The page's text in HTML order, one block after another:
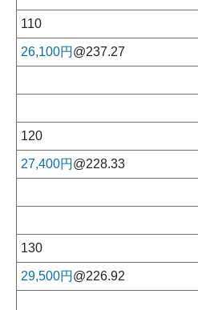
110
26,100円 @237.27
120
27,400円 @228.33
130
29,500円 @226.92